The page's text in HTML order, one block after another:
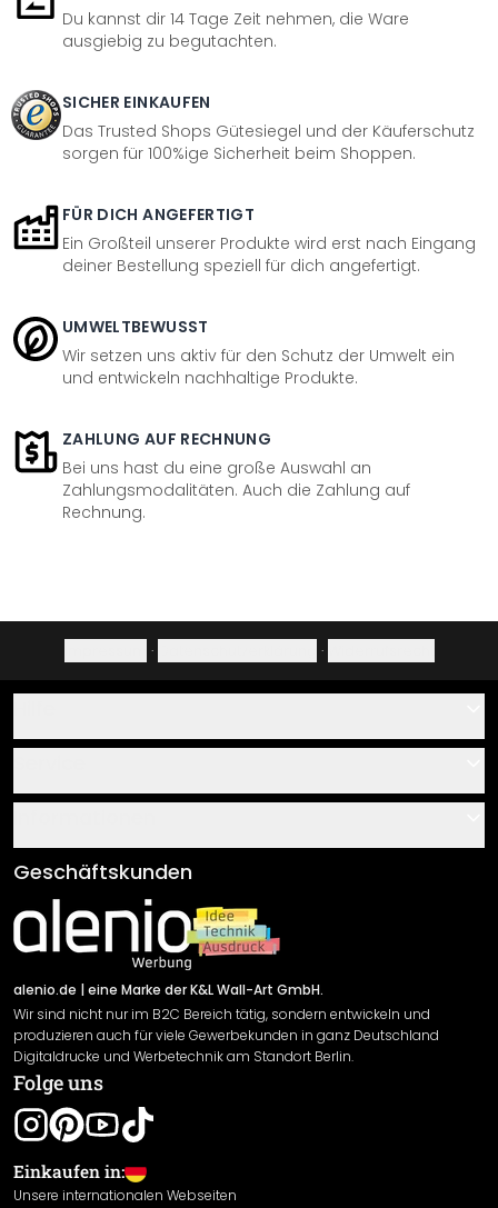
Du kannst dir 14 Tage Zeit nehmen, die Ware
ausgiebig zu begutachten.
SICHER EINKAUFEN
Das Trusted Shops Gütesiegel und der Käuferschutz
sorgen für 100%ige Sicherheit beim Shoppen.
FÜR DICH ANGEFERTIGT
Ein Großteil unserer Produkte wird erst nach Eingang
deiner Bestellung speziell für dich angefertigt.
UMWELTBEWUSST
Wir setzen uns aktiv für den Schutz der Umwelt ein
und entwickeln nachhaltige Produkte.
ZAHLUNG AUF RECHNUNG
Bei uns hast du eine große Auswahl an
Zahlungsmodalitäten. Auch die Zahlung auf
Rechnung.
· ·
Über uns
Klebe- und Montageanleitungen
Newsletter An-/Abmeldung
Sendungsverfolgung
AGB
Impressum
Versand & Zahlung
Rücksendung
Widerrufsrecht
Datenschutzerklärung
Gewährleistung
Leistungserklärung / CE-Zeichen
Cookie Einstellungen
Geschäftskunden
alenio.de | eine Marke der K&L Wall-Art GmbH.
Wir sind nicht nur im B2C Bereich tätig, sondern entwickeln und
produzieren auch für viele Gewerbekunden in ganz Deutschland
Digitaldrucke und Werbetechnik am Standort Berlin.
Folge uns
Einkaufen in:
Unsere internationalen Webseiten